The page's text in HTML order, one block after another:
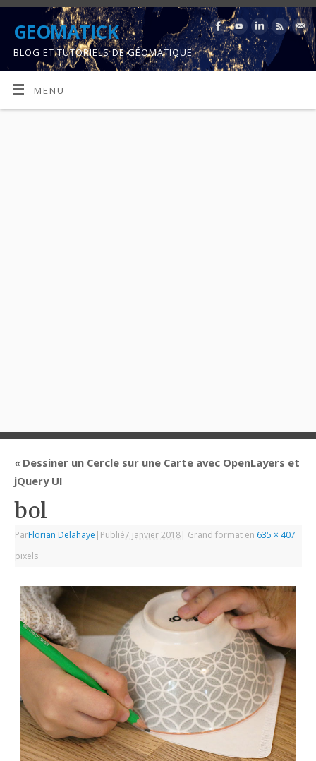
GEOMATICK
BLOG ET TUTORIELS DE GÉOMATIQUE
MENU
«Dessiner un Cercle sur une Carte avec OpenLayers et
jQuery UI
bol
ParFlorian Delahaye | Publié7 janvier 2018| Grand format en 635 × 407
pixels